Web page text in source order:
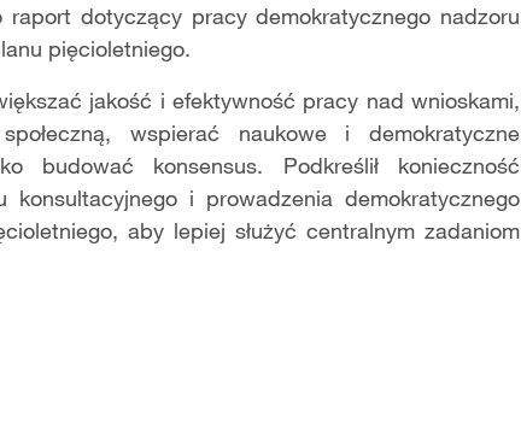
dotyczący pracy demokratycznego nadzoru
pięcioletniego.
jakość i efektywność pracy nad wnioskami,
wspierać naukowe i demokratyczne
budować konsensus. Podkreślił konieczność
konsultacyjnego i prowadzenia demokratycznego
aby lepiej służyć centralnym zadaniom